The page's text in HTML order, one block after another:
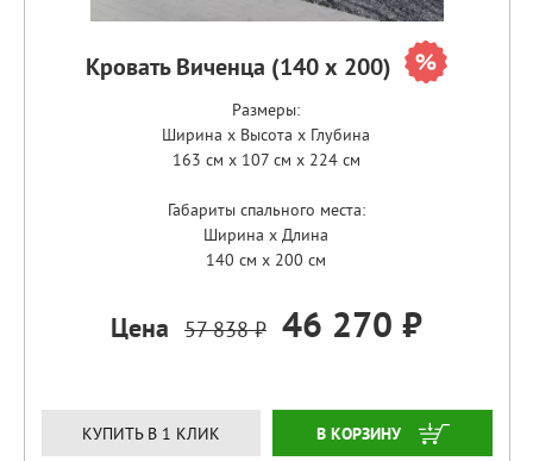
Кровать Виченца (140 х 200)
Размеры:
Ширина x Высота x Глубина
163 см x 107 см x 224 см
Габариты спального места:
Ширина x Длина
140 см x 200 см
Цена 57 838 ₽ 46 270 ₽
КУПИТЬ В 1 КЛИК ЗАКАЗАТЬ